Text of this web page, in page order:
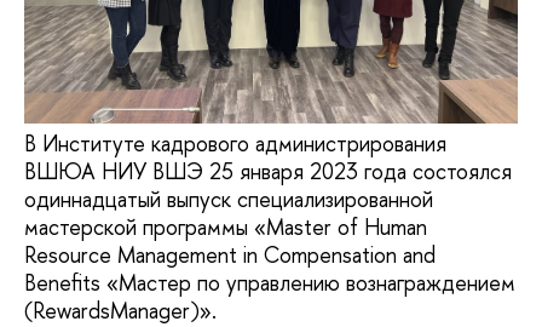
В Институте кадрового администрирования
ВШЮА НИУ ВШЭ 25 января 2023 года состоялся
одиннадцатый выпуск специализированной
мастерской программы «Master of Human
Resource Management in Compensation and
Benefits «Мастер по управлению вознаграждением
(RewardsManager)».